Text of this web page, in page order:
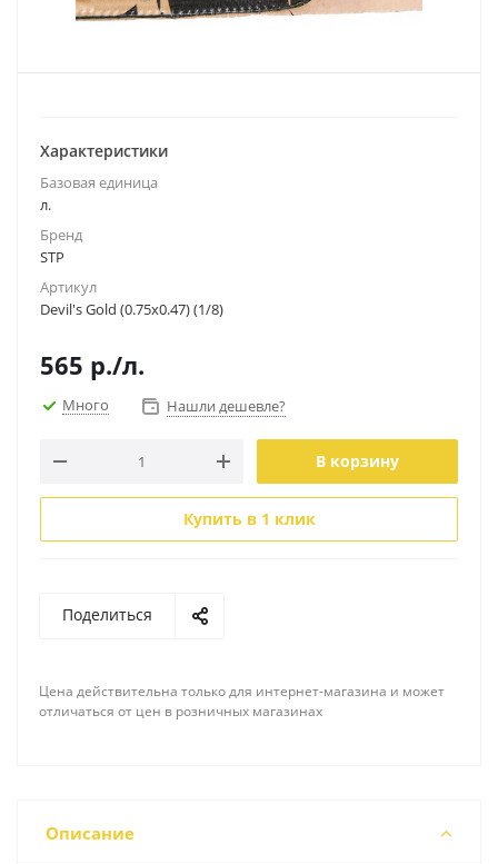
Характеристики
Базовая единица
л.
Бренд
STP
Артикул
Devil's Gold (0.75x0.47) (1/8)
565 р./л.
Много Нашли дешевле?
В корзину
Купить в 1 клик
Поделиться
Цена действительна только для интернет-магазина и может
отличаться от цен в розничных магазинах
Описание